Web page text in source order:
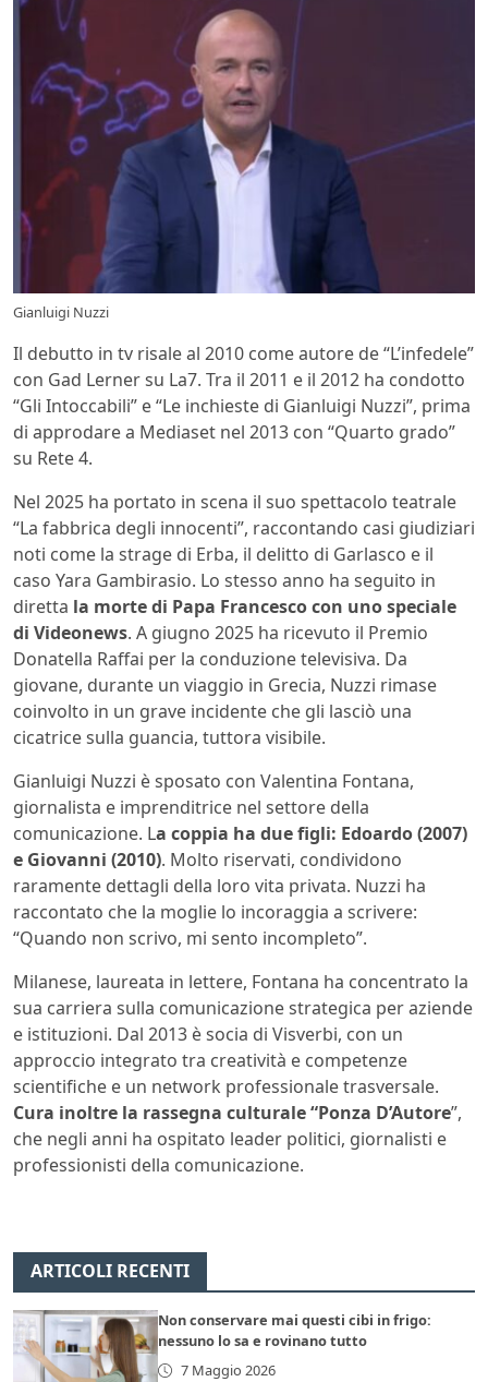
Gianluigi Nuzzi
Il debutto in tv risale al 2010 come autore de “L’infedele”
con Gad Lerner su La7. Tra il 2011 e il 2012 ha condotto
“Gli Intoccabili” e “Le inchieste di Gianluigi Nuzzi”, prima
di approdare a Mediaset nel 2013 con “Quarto grado”
su Rete 4.
Nel 2025 ha portato in scena il suo spettacolo teatrale
“La fabbrica degli innocenti”, raccontando casi giudiziari
noti come la strage di Erba, il delitto di Garlasco e il
caso Yara Gambirasio. Lo stesso anno ha seguito in
diretta la morte di Papa Francesco con uno speciale
di Videonews. A giugno 2025 ha ricevuto il Premio
Donatella Raffai per la conduzione televisiva. Da
giovane, durante un viaggio in Grecia, Nuzzi rimase
coinvolto in un grave incidente che gli lasciò una
cicatrice sulla guancia, tuttora visibile.
Gianluigi Nuzzi è sposato con Valentina Fontana,
giornalista e imprenditrice nel settore della
comunicazione. La coppia ha due figli: Edoardo (2007)
e Giovanni (2010). Molto riservati, condividono
raramente dettagli della loro vita privata. Nuzzi ha
raccontato che la moglie lo incoraggia a scrivere:
“Quando non scrivo, mi sento incompleto”.
Milanese, laureata in lettere, Fontana ha concentrato la
sua carriera sulla comunicazione strategica per aziende
e istituzioni. Dal 2013 è socia di Visverbi, con un
approccio integrato tra creatività e competenze
scientifiche e un network professionale trasversale.
Cura inoltre la rassegna culturale “Ponza D’Autore”,
che negli anni ha ospitato leader politici, giornalisti e
professionisti della comunicazione.
ARTICOLI RECENTI
Non conservare mai questi cibi in frigo:
nessuno lo sa e rovinano tutto
7 Maggio 2026